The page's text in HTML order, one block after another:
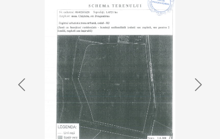
Previous Next